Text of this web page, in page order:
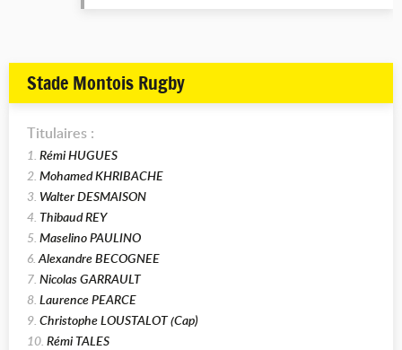
Stade Montois Rugby
Titulaires :
1. Rémi HUGUES
2. Mohamed KHRIBACHE
3. Walter DESMAISON
4. Thibaud REY
5. Maselino PAULINO
6.Alexandre BECOGNEE
7. Nicolas GARRAULT
8. Laurence PEARCE
9. Christophe LOUSTALOT (Cap)
10. Rémi TALES